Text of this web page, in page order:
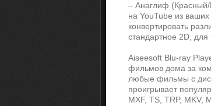
– Анаглиф
на YouTube из ваших
конвертировать
стандартное 2D, для
Aiseesoft Blu-ray
фильмов дома за
любые фильмы с
проигрывает
MXF, TS, TRP, MKV,